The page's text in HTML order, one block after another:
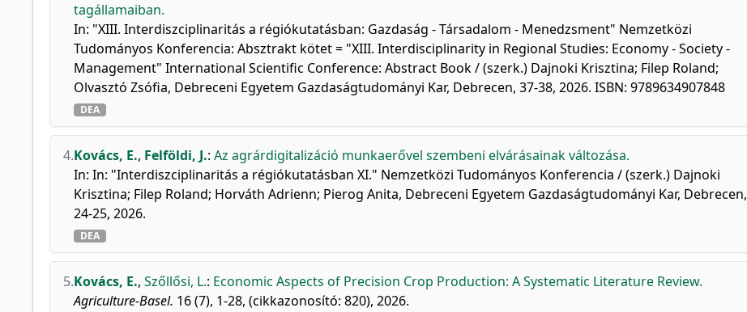
tagállamaiban.
In: "XIII. Interdiszciplinaritás a régiókutatásban: Gazdaság - Társadalom - Menedzsment" Nemzetközi
Tudományos Konferencia: Absztrakt kötet = "XIII. Interdisciplinarity in Regional Studies: Economy - Society -
Management" International Scientific Conference: Abstract Book / (szerk.) Dajnoki Krisztina; Filep Roland;
Olvasztó Zsófia, Debreceni Egyetem Gazdaságtudományi Kar, Debrecen, 37-38, 2026. ISBN: 9789634907848
DEA
4.Kovács, E., Felföldi, J.: Az agrárdigitalizáció munkaerővel szembeni elvárásainak változása.
In: In: "Interdiszciplinaritás a régiókutatásban XI." Nemzetközi Tudományos Konferencia / (szerk.) Dajnoki
Krisztina; Filep Roland; Horváth Adrienn; Pierog Anita, Debreceni Egyetem Gazdaságtudományi Kar, Debrecen,
24-25, 2026.
DEA
5.Kovács, E., Szőllősi, L.: Economic Aspects of Precision Crop Production: A Systematic Literature Review.
Agriculture-Basel. 16 (7), 1-28, (cikkazonosító: 820), 2026.